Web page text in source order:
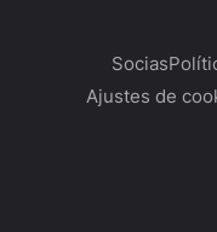
Socias
Ajustes de